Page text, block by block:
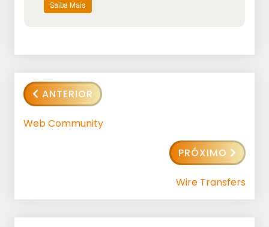
Saiba Mais
ANTERIOR
Web Community
PRÓXIMO
Wire Transfers